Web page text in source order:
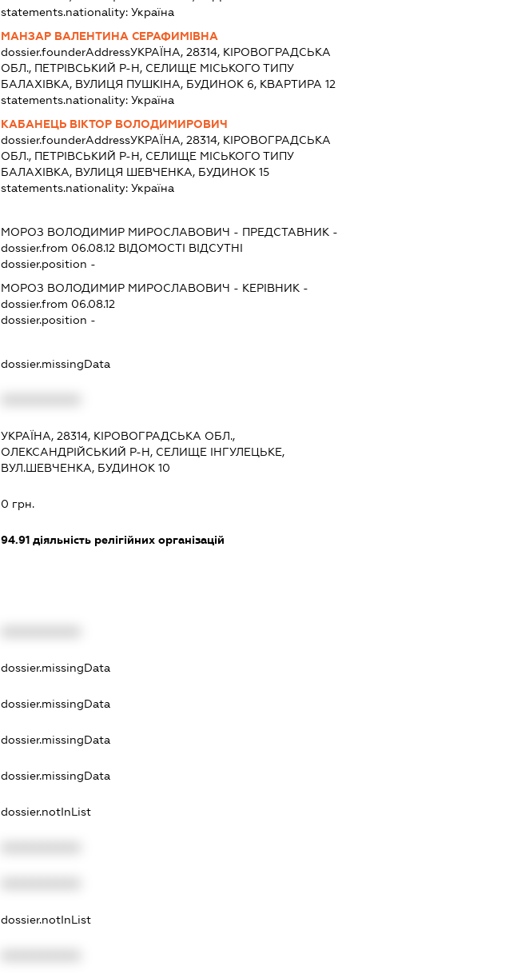
statements.nationality:Україна
МАНЗАР ВАЛЕНТИНА СЕРАФИМІВНА
dossier.founderAddressУКРАЇНА, 28314, КІРОВОГРАДСЬКА
ОБЛ., ПЕТРІВСЬКИЙ Р-Н, СЕЛИЩЕ МІСЬКОГО ТИПУ
БАЛАХІВКА, ВУЛИЦЯ ПУШКІНА, БУДИНОК 6, КВАРТИРА 12
statements.nationality:Україна
КАБАНЕЦЬ ВІКТОР ВОЛОДИМИРОВИЧ
dossier.founderAddressУКРАЇНА, 28314, КІРОВОГРАДСЬКА
ОБЛ., ПЕТРІВСЬКИЙ Р-Н, СЕЛИЩЕ МІСЬКОГО ТИПУ
БАЛАХІВКА, ВУЛИЦЯ ШЕВЧЕНКА, БУДИНОК 15
statements.nationality:Україна
МОРОЗ ВОЛОДИМИР МИРОСЛАВОВИЧ - ПРЕДСТАВНИК -
dossier.from 06.08.12 ВІДОМОСТІ ВІДСУТНІ
dossier.position -
МОРОЗ ВОЛОДИМИР МИРОСЛАВОВИЧ - КЕРІВНИК -
dossier.from 06.08.12
dossier.position -
dossier.missingData
УКРАЇНА, 28314, КІРОВОГРАДСЬКА ОБЛ.,
ОЛЕКСАНДРІЙСЬКИЙ Р-Н, СЕЛИЩЕ ІНГУЛЕЦЬКЕ,
ВУЛ.ШЕВЧЕНКА, БУДИНОК 10
0 грн.
94.91 діяльність релігійних організацій
dossier.missingData
dossier.missingData
dossier.missingData
dossier.missingData
dossier.notInList
dossier.notInList